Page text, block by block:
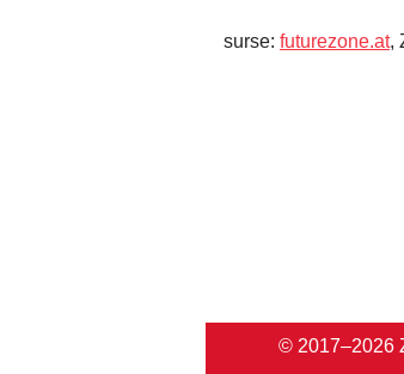
surse: futurezone.at,
© 2017–2026